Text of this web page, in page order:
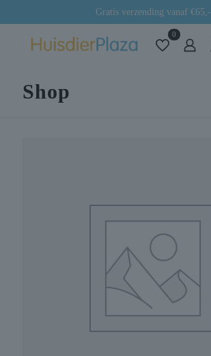
Gratis verzending vanaf €65,-
0
Shop